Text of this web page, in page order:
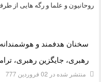
روحانیون و علما و رگه هایی از
سخنان هدفمند و
رهبری، جایگزین رهبری،
منتشر شده در 02 فروردين 777